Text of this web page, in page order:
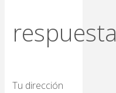
respuesta
Tu dirección